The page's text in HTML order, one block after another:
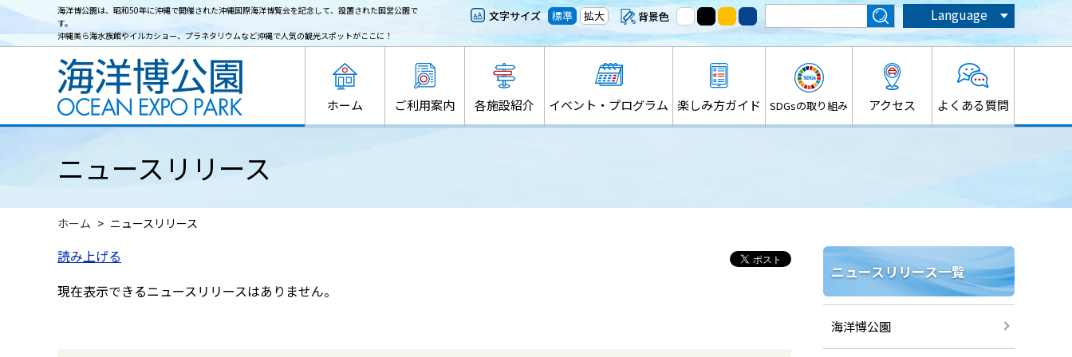
海洋博公園は、昭和50年に沖縄で開催された沖縄国際海洋博覧会を記念して、設置された国営公園で
す。
沖縄美ら海水族館やイルカショー、プラネタリウムなど沖縄で人気の観光スポットがここに！
文字サイズ 標準 拡大 背景色 Language
ホーム ご利用案内 各施設紹介 イベント・プログラム 楽しみ方ガイド SDGsの取り組み アクセス よくある質問
ニュースリリース
ホーム ニュースリリース
読み上げる
現在表示できるニュースリリースはありません。
ニュースリリース一覧
海洋博公園